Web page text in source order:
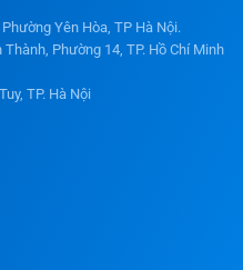
Yên Hòa, TP Hà Nội.
Phường 14, TP. Hồ Chí Minh
TP. Hà Nội